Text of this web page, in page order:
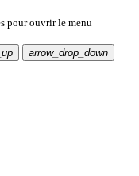
pour ouvrir le menu
arrow_drop_down